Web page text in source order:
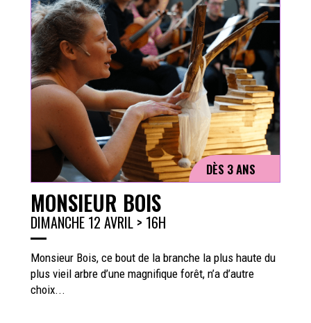
DÈS 3 ANS
MONSIEUR BOIS
DIMANCHE 12 AVRIL > 16H
Monsieur Bois, ce bout de la branche la plus haute du
plus vieil arbre d’une magnifique forêt, n’a d’autre
choix...